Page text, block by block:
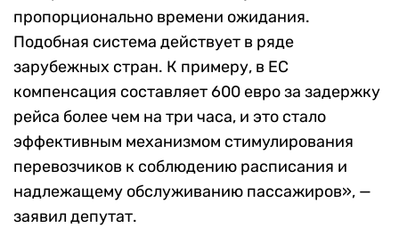
пропорционально времени ожидания.
Подобная система действует в ряде
зарубежных стран. К примеру, в ЕС
компенсация составляет 600 евро за задержку
рейса более чем на три часа, и это стало
эффективным механизмом стимулирования
перевозчиков к соблюдению расписания и
надлежащему обслуживанию пассажиров», —
заявил депутат.